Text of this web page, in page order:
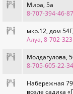
Мира, 5а
8-707-394-46-87
мкр.12, дом
Алуа, 8-702-
Молдагулова,
8-705-605-22-34
Набережная
возле садика